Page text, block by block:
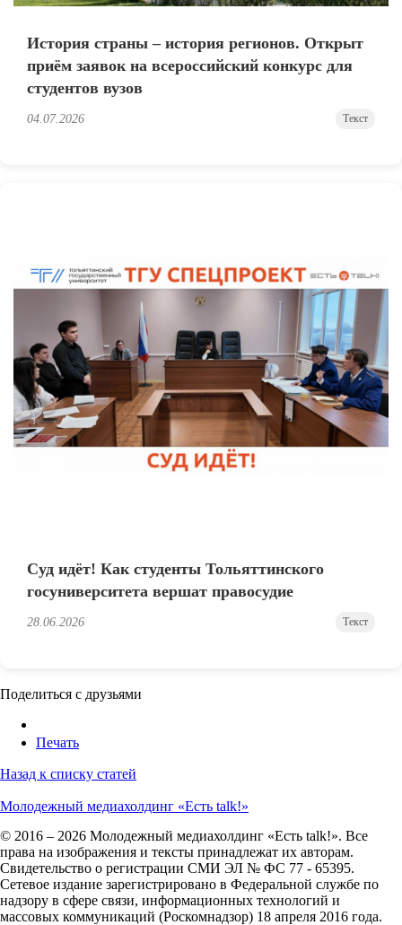
История страны – история регионов. Открыт
приём заявок на всероссийский конкурс для
студентов вузов
04.07.2026 Текст
Суд идёт! Как студенты Тольяттинского
госуниверситета вершат правосудие
28.06.2026 Текст
Поделиться с друзьями
Печать
Назад к списку статей
Молодежный медиахолдинг «Есть talk!»
© 2016 – 2026 Молодежный медиахолдинг «Есть talk!». Все
права на изображения и тексты принадлежат их авторам.
Свидетельство о регистрации СМИ ЭЛ № ФС 77 - 65395.
Сетевое издание зарегистрировано в Федеральной службе по
надзору в сфере связи, информационных технологий и
массовых коммуникаций (Роскомнадзор) 18 апреля 2016 года.